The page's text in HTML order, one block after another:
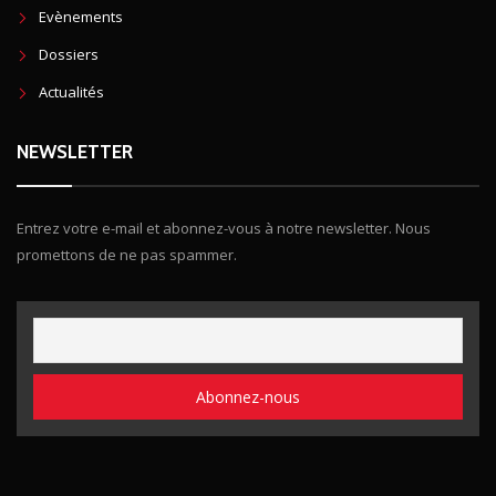
Evènements
Dossiers
Actualités
NEWSLETTER
Entrez votre e-mail et abonnez-vous à notre newsletter. Nous
promettons de ne pas spammer.